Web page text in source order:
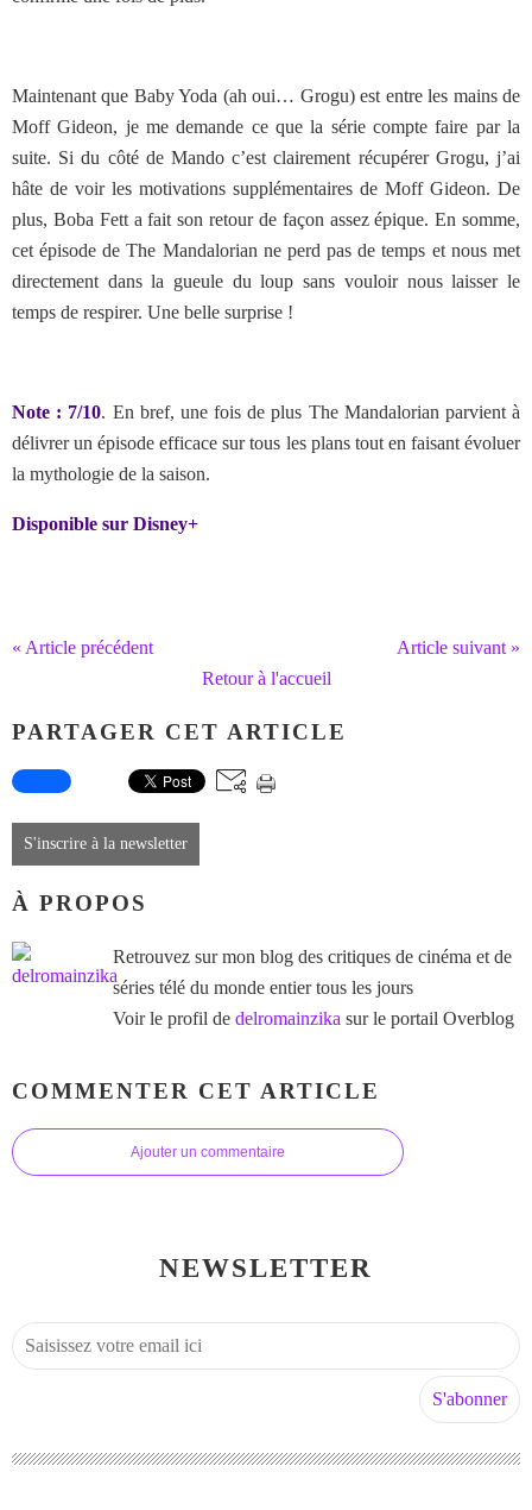
Maintenant que Baby Yoda (ah oui… Grogu) est entre les mains de
Moff Gideon, je me demande ce que la série compte faire par la
suite. Si du côté de Mando c’est clairement récupérer Grogu, j’ai
hâte de voir les motivations supplémentaires de Moff Gideon. De
plus, Boba Fett a fait son retour de façon assez épique. En somme,
cet épisode de The Mandalorian ne perd pas de temps et nous met
directement dans la gueule du loup sans vouloir nous laisser le
temps de respirer. Une belle surprise !
Note : 7/10. En bref, une fois de plus The Mandalorian parvient à
délivrer un épisode efficace sur tous les plans tout en faisant évoluer
la mythologie de la saison.
Disponible sur Disney+
« Article précédent
Article suivant »
Retour à l'accueil
PARTAGER CET ARTICLE
S'inscrire à la newsletter
À PROPOS
Retrouvez sur mon blog des critiques de cinéma et de
séries télé du monde entier tous les jours
Voir le profil de delromainzika sur le portail Overblog
COMMENTER CET ARTICLE
Ajouter un commentaire
NEWSLETTER